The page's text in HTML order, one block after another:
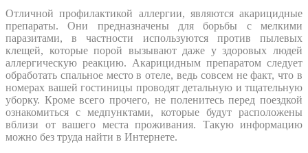
Отличной профилактикой аллергии, являются акарицидные
препараты. Они предназначены для борьбы с мелкими
паразитами, в частности используются против пылевых
клещей, которые порой вызывают даже у здоровых людей
аллергическую реакцию. Акарицидным препаратом следует
обработать спальное место в отеле, ведь совсем не факт, что в
номерах вашей гостиницы проводят детальную и тщательную
уборку. Кроме всего прочего, не поленитесь перед поездкой
ознакомиться с медпунктами, которые будут расположены
вблизи от вашего места проживания. Такую информацию
можно без труда найти в Интернете.